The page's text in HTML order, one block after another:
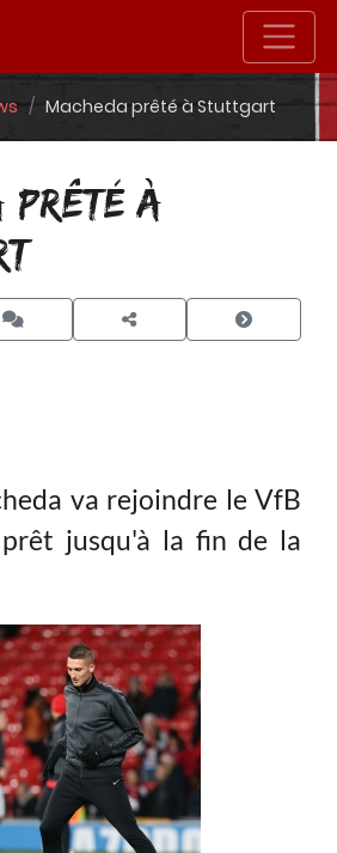
Macheda prêté à Stuttgart
PRÊTÉ À
va rejoindre le VfB
jusqu'à la fin de la